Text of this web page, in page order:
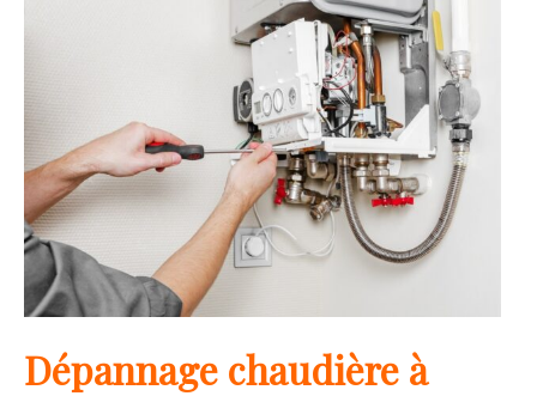
Dépannage chaudière à